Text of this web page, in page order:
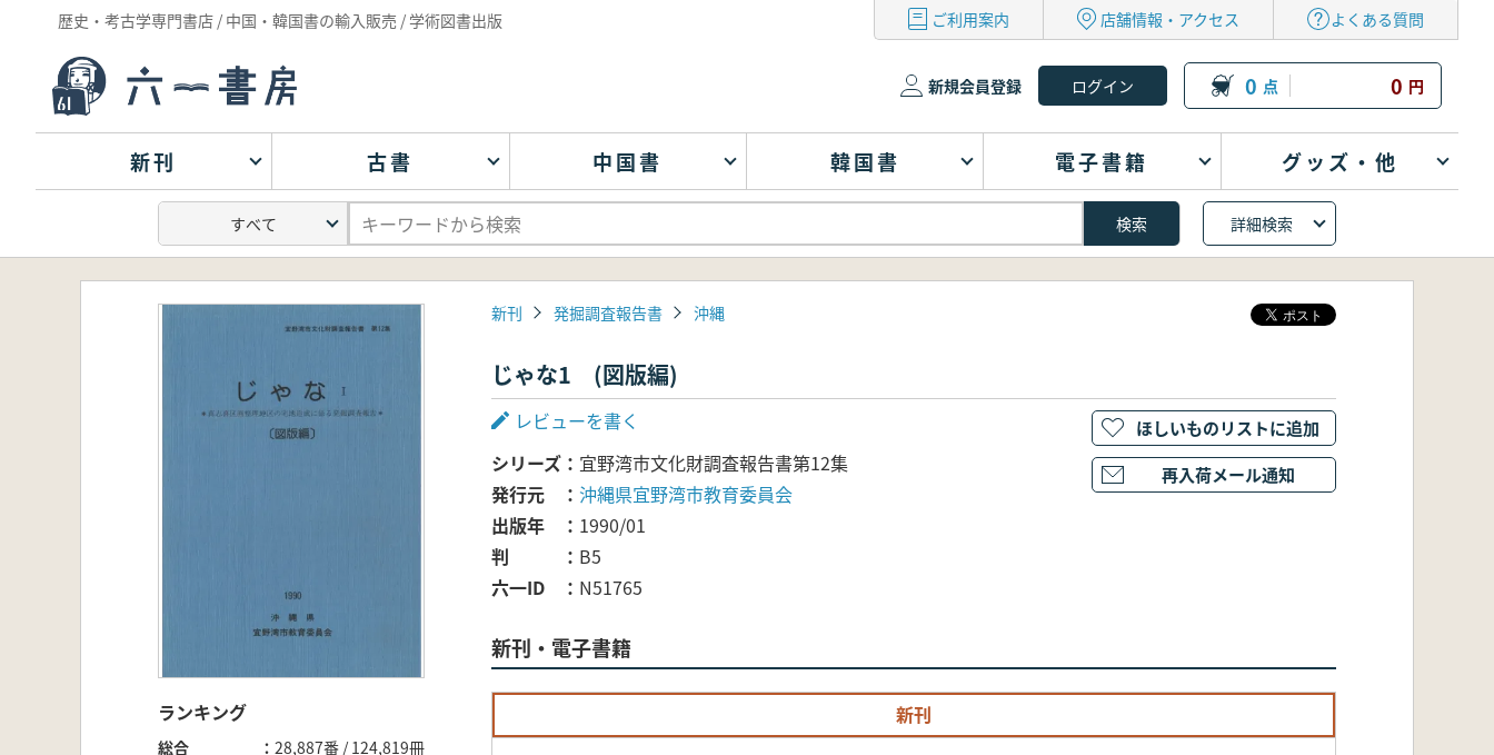
歴史・考古学専門書店 / 中国・韓国書の輸入販売 / 学術図書出版 ご利用案内 店舗情報・アクセス よくある質問
新規会員登録 0 点 0 円
新刊 古書 中国書 韓国書 電子書籍 グッズ・他
詳細検索
ランキング
総合
28,887番 / 124,819冊
新刊 発掘調査報告書 沖縄
じゃな1 (図版編)
レビューを書く
シリーズ
宜野湾市文化財調査報告書第12集
発行元
沖縄県宜野湾市教育委員会
出版年
1990/01
判
B5
六一ID
N51765
新刊・電子書籍
新刊
ほしいものリストに追加
再入荷メール通知